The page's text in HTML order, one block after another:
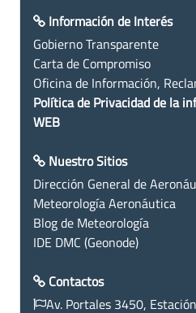
Información de Interés
Gobierno Transparente
Carta de Compromiso
Oficina de Información,
Política de Privacidad de la
WEB
Nuestro Sitios
Dirección General de
Meteorología Aeronáutica
Blog de Meteorología
IDE DMC (Geonode)
Contactos
Av. Portales 3450,